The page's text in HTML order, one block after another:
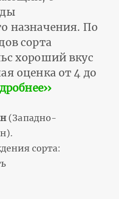
назначения. По
сорта
хороший вкус
оценка от 4 до
(Западно-
сорта: